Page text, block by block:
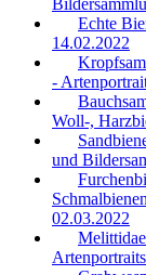
Echte
14.02.2022
-
Woll-,
und
02.03.2022